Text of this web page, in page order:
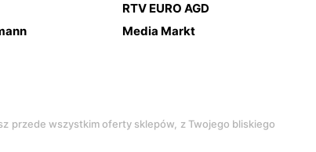
RTV EURO AGD
Media Markt
przede wszystkim oferty sklepów, z Twojego bliskiego